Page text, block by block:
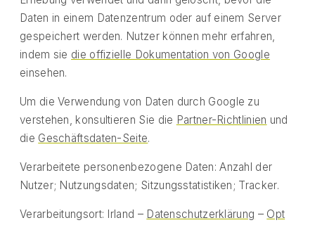
Daten in einem Datenzentrum oder auf einem Server
gespeichert werden. Nutzer können mehr erfahren,
indem sie die offizielle Dokumentation von Google
einsehen.
Um die Verwendung von Daten durch Google zu
verstehen, konsultieren Sie die Partner-Richtlinien und
die Geschäftsdaten-Seite.
Verarbeitete personenbezogene Daten: Anzahl der
Nutzer; Nutzungsdaten; Sitzungsstatistiken; Tracker.
Verarbeitungsort: Irland – Datenschutzerklärung – Opt